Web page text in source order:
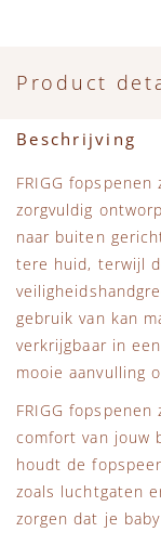
Product
Beschrijving
FRIGG
zorgvuldig
naar buiten
tere huid, terwijl
gebruik van kan
verkrijgbaar in
mooie aanvulling
FRIGG
comfort van jouw
houdt de
zoals luchtgaten
zorgen dat je